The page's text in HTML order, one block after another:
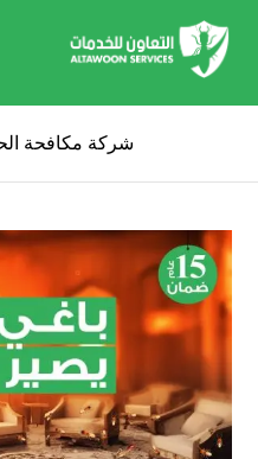
شركة مكافحة